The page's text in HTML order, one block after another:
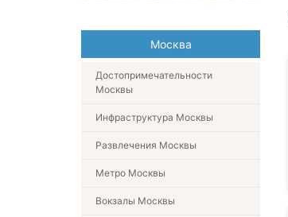
Москва
Достопримечательности
Москвы
Инфраструктура Москвы
Развлечения Москвы
Метро Москвы
Вокзалы Москвы